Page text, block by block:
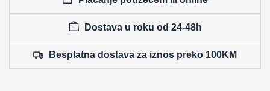
Dostava u roku od 24-48h
Besplatna dostava za iznos preko 100KM